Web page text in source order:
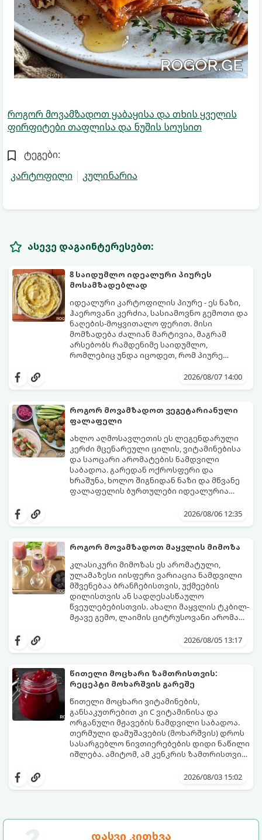
დასვი კითხვა
როგორ მოვამზადოთ ყაბაყისა და თხის ყველის
ფირფიტები თაფლისა და ნუშის სოუსით
ტეგები:
კარტოფილი
კულინარია
ასევე დაგაინტერესებთ:
8 საიდუმლო იდეალური პიურეს
მოსამზადებლად
იდეალური კარტოფილის პიურე - ეს ნაზი,
ჰაეროვანი კერძია, სასიამოვნო გემოთი და
ნაღების-მოყვითალო ფერით. მისი
მომზადება ძალიან მარტივია, მაგრამ
არსებობს რამდენიმე საიდუმლო,
რომლებიც უნდა იცოდეთ, რომ პიურე
2026/08/07 14:00
როგორ მოვამზადოთ ვეგეტარიანული
ფალაფელი
ახლო აღმოსავლეთის ეს ლეგენდარული
კერძი მცენარეული ცილის, ვიტამინებისა
და საოცარი არომატების ნამდვილი
საბადოა. გარედან ოქროსფერი და
ხრაშუნა, ხოლო შიგნიდან ნაზი და მწვანე
ფალაფელის ბურთულები იდეალურია
სალათებთან ერთად ან ტახინის (სესამის)
მდგომარეობს, რომ გამოიყენება
შეწვისას ფორმა იდეალურად შეინარჩუნოს
და არ დაიშალოს.
მომზადების დრო: 20 წუთი (დამატებით
მუხუდოს ჩალბობის დრო: 12-24 საათი)
შეწვის დრო: 10–15 წუთი ულუფა: 20–24 ცალი
ბურთულა (4–6 პორცია)
2026/08/06 12:35
როგორ მოვამზადოთ მაყვლის მიმოზა
კლასიკური მიმოზას ეს არომატული,
ულამაზესი იისფერი ვარიაცია ნამდვილი
მშვენებაა ბრანჩებისთვის, უქმეების
დილისთვის ან სადღესასწაულო
წვეულებებისთვის. ახალი მაყვლის ტკბილ-
მჟავე გემო, ლაიმის ციტრუსოვანი არომატი
საოცრად დახვეწილ და მაგრილებელ
და მის მომზადებას მინიმალური
პორცია
2026/08/05 13:17
წითელი მოცხარი ზამთრისთვის:
რეცეპტი მოხარშვის გარეშე
წითელი მოცხარი ვიტამინების,
განსაკუთრებით კი C ვიტამინისა და
ორგანული მჟავების ნამდვილი საბადოა.
თერმული დამუშავების (მოხარშვის) დროს
სასარგებლო ნივთიერებების დიდი ნაწილი
იშლება. ამიტომ, ამ კენკრის ზამთრისთვის
მომზადებაა - მოხარშვის გარეშე.
ბუნებრივ, კაშკაშა გემოს, არომატს და
2026/08/03 15:02